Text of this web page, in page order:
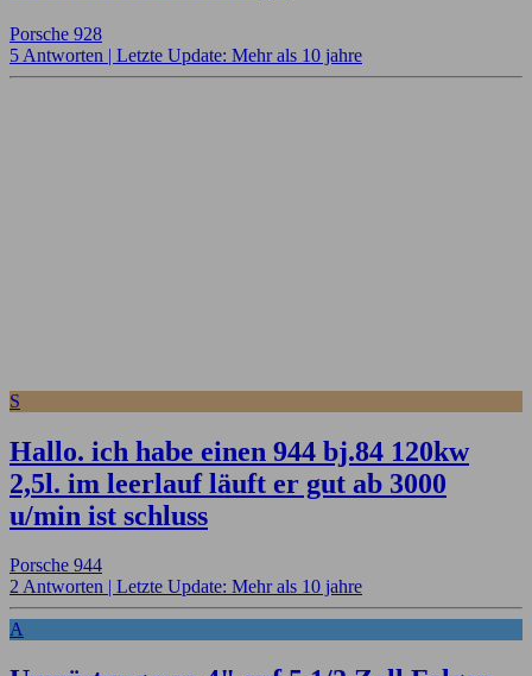
Porsche 928
5 Antworten | Letzte Update: Mehr als 10 jahre
S
Hallo. ich habe einen 944 bj.84 120kw
2,5l. im leerlauf läuft er gut ab 3000
u/min ist schluss
Porsche 944
2 Antworten | Letzte Update: Mehr als 10 jahre
A